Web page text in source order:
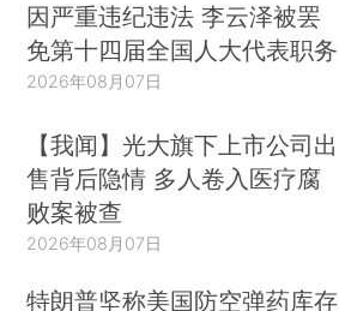
因严重违纪违法 李云泽被罢
免第十四届全国人大代表职务
2026年08月07日
【我闻】光大旗下上市公司出
售背后隐情 多人卷入医疗腐
败案被查
2026年08月07日
特朗普坚称美国防空弹药库存